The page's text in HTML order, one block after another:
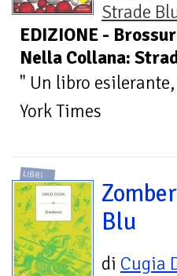
Strade
EDIZIONE -
Nella Collana:
" Un libro
York Times
LIBRI
Blu
di Cugia